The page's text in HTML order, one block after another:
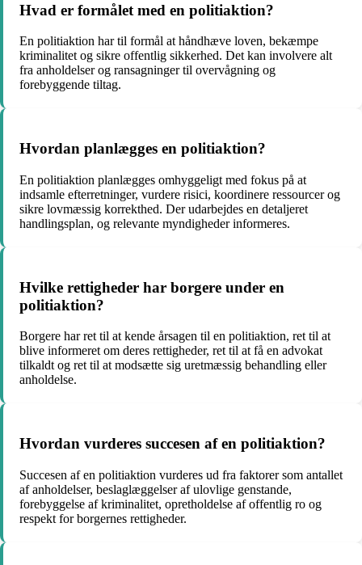
Hvad er formålet med en politiaktion?
En politiaktion har til formål at håndhæve loven, bekæmpe
kriminalitet og sikre offentlig sikkerhed. Det kan involvere alt
fra anholdelser og ransagninger til overvågning og
forebyggende tiltag.
Hvordan planlægges en politiaktion?
En politiaktion planlægges omhyggeligt med fokus på at
indsamle efterretninger, vurdere risici, koordinere ressourcer og
sikre lovmæssig korrekthed. Der udarbejdes en detaljeret
handlingsplan, og relevante myndigheder informeres.
Hvilke rettigheder har borgere under en
politiaktion?
Borgere har ret til at kende årsagen til en politiaktion, ret til at
blive informeret om deres rettigheder, ret til at få en advokat
tilkaldt og ret til at modsætte sig uretmæssig behandling eller
anholdelse.
Hvordan vurderes succesen af en politiaktion?
Succesen af en politiaktion vurderes ud fra faktorer som antallet
af anholdelser, beslaglæggelser af ulovlige genstande,
forebyggelse af kriminalitet, opretholdelse af offentlig ro og
respekt for borgernes rettigheder.